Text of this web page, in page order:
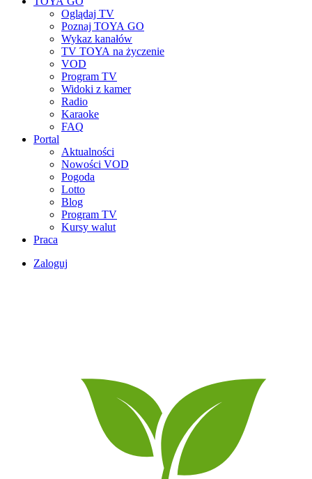
Oglądaj TV
Poznaj TOYA GO
Wykaz kanałów
TV TOYA na życzenie
VOD
Program TV
Widoki z kamer
Radio
Karaoke
FAQ
Portal
Aktualności
Nowości VOD
Pogoda
Lotto
Blog
Program TV
Kursy walut
Praca
Zaloguj